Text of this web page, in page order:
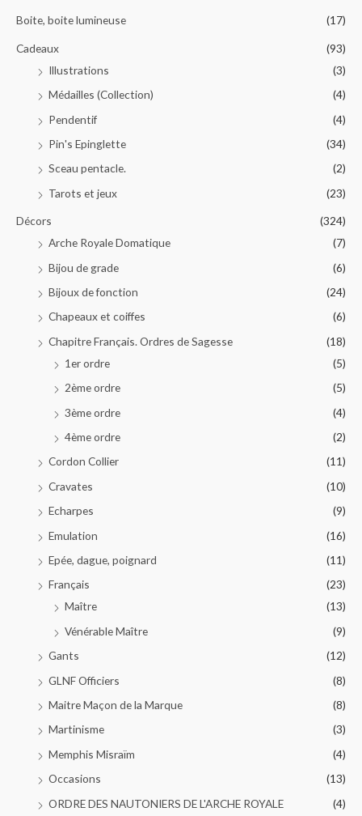
Boite, boite lumineuse (17)
Cadeaux
(93)
Illustrations
(3)
Médailles (Collection)
(4)
Pendentif
(4)
Pin's Epinglette
(34)
Sceau pentacle.
(2)
Tarots et jeux
(23)
Décors
(324)
Arche Royale Domatique
(7)
Bijou de grade
(6)
Bijoux de fonction
(24)
Chapeaux et coiffes
(6)
Chapitre Français. Ordres de Sagesse
(18)
1er ordre
(5)
2ème ordre
(5)
3ème ordre
(4)
4ème ordre
(2)
Cordon Collier
(11)
Cravates
(10)
Echarpes
(9)
Emulation
(16)
Epée, dague, poignard
(11)
Français
(23)
Maître
(13)
Vénérable Maître
(9)
Gants
(12)
GLNF Officiers
(8)
Maitre Maçon de la Marque
(8)
Martinisme
(3)
Memphis Misraïm
(4)
Occasions
(13)
ORDRE DES NAUTONIERS DE L'ARCHE ROYALE
(4)